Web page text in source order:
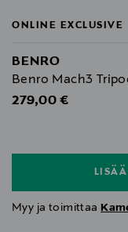
ONLINE EXCLUSIVE
BENRO
Benro Mach3
Original Price
279,00 €
Myy ja toimittaa